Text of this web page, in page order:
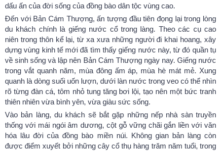
dấu ấn của đời sống của đồng bào dân tộc vùng cao.
Đến với Bản Cám Thượng, ấn tượng đầu tiên đọng lại trong lòng
du khách chính là giếng nước cổ trong làng. Theo các cụ cao
niên trong thôn kể lại, từ xa xưa những người đi khai hoang, xây
dựng vùng kinh tế mới đã tìm thấy giếng nước này, từ đó quần tụ
về sinh sống và lập nên Bản Cám Thượng ngày nay. Giếng nước
trong vắt quanh năm, mùa đông ấm áp, mùa hè mát mẻ. Xung
quanh là dòng suối uốn lượn, dưới làn nước trong veo có thể nhìn
rõ từng đàn cá, tôm nhỏ tung tăng bơi lội, tạo nên một bức tranh
thiên nhiên vừa bình yên, vừa giàu sức sống.
Vào bản làng, du khách sẽ bắt gặp những nếp nhà sàn truyền
thống với mái ngói âm dương, cột gỗ vững chãi gắn liền với văn
hóa lâu đời của đồng bào miền núi. Không gian bản làng còn
được điểm xuyết bởi những cây cổ thụ hàng trăm năm tuổi, trong